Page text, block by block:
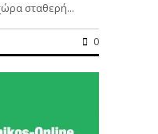
σταθερή...
0